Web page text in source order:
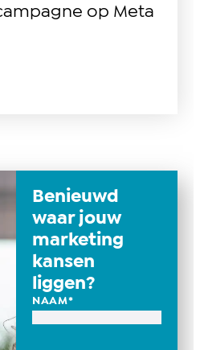
op Meta
Benieuwd
waar jouw
marketing
kansen
liggen?
NAAM*